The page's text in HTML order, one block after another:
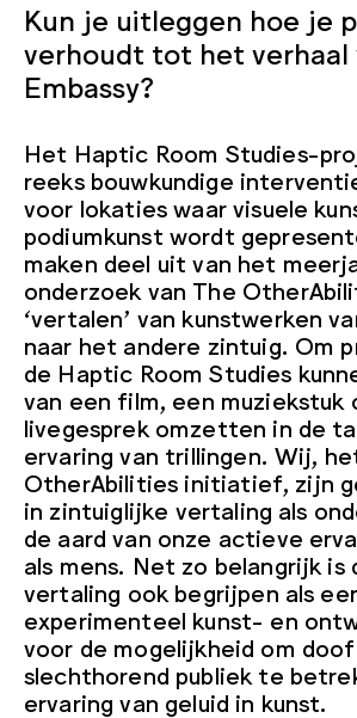
Kun je uitleggen hoe je
verhoudt tot het verhaal
Embassy?
Het Haptic Room Studies-
reeks bouwkundige
voor lokaties waar visuele
podiumkunst wordt
maken deel uit van het
onderzoek van The
‘vertalen’ van kunstwerken
naar het andere zintuig. Om
de Haptic Room Studies
van een film, een muziekstuk
livegesprek omzetten in de
ervaring van trillingen. Wij,
OtherAbilities initiatief, zijn
in zintuiglijke vertaling als
de aard van onze actieve
als mens. Net zo belangrijk is
vertaling ook begrijpen als
experimenteel kunst- en
voor de mogelijkheid om
slechthorend publiek te
ervaring van geluid in kunst.